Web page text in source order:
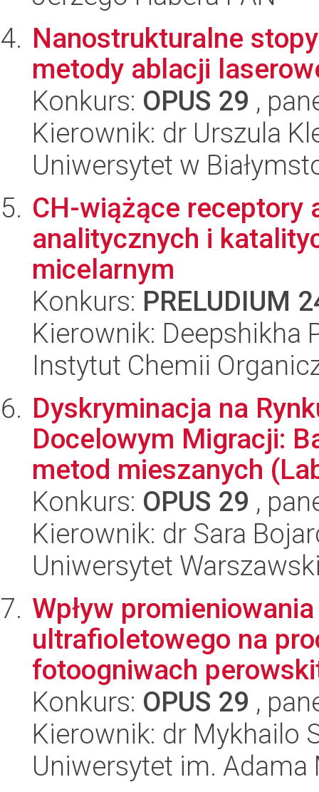
Nanostrukturalne
metody ablacji
Konkurs: OPUS 29 ,
Kierownik: dr Urszula
Uniwersytet w
CH-wiążące receptory
analitycznych i
micelarnym
Konkurs: PRELUDIUM
Kierownik: Deepshikha
Instytut Chemii
Dyskryminacja na
Docelowym Migracji:
metod mieszanych
Konkurs: OPUS 29 ,
Kierownik: dr Sara
Uniwersytet
Wpływ
ultrafioletowego na
fotoogniwach
Konkurs: OPUS 29 ,
Kierownik: dr Mykhailo
Uniwersytet im.